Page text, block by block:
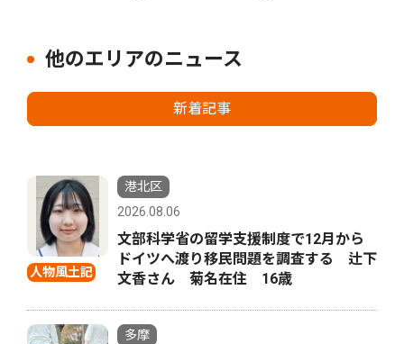
他のエリアのニュース
新着記事
人物風土記
港北区
2026.08.06
文部科学省の留学支援制度で12月から
ドイツへ渡り移民問題を調査する 辻下
文香さん 菊名在住 16歳
多摩